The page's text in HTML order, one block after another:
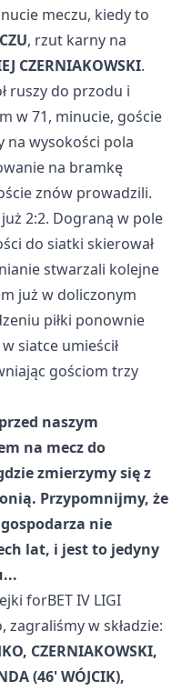
meczu, kiedy to
, rzut karny na
CZERNIAKOWSKI.
ruszy do przodu i
w 71, minucie, goście
wysokości pola
na bramkę
znów prowadzili.
2:2. Dograną w pole
do siatki skierował
stwarzali kolejne
już w doliczonym
piłki ponownie
siatce umieścił
gościom trzy
naszym
na mecz do
zmierzymy się z
Przypomnijmy, że
nie
lat, i jest to jedyny
forBET IV LIGI
w składzie:
CZERNIAKOWSKI,
(46' WÓJCIK),